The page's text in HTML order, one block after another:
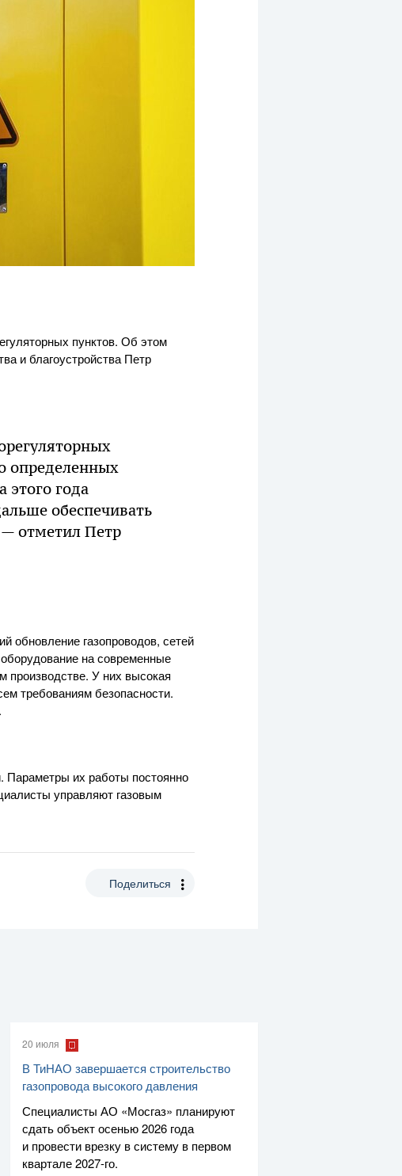
пунктов. Об этом
и благоустройства Петр
определенных
этого года
обеспечивать
— отметил Петр
обновление газопроводов, сетей
на современные
производстве. У них высокая
требованиям безопасности.
Параметры их работы постоянно
управляют газовым
Поделиться
20 июля
В ТиНАО завершается строительство
газопровода высокого давления
Специалисты АО «Мосгаз» планируют
сдать объект осенью 2026 года
и провести врезку в систему в первом
квартале2027-го.